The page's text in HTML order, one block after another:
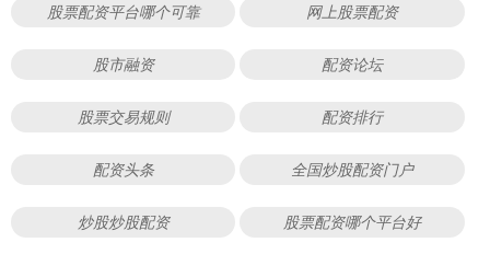
股票配资平台哪个可靠 网上股票配资
股市融资 配资论坛
股票交易规则 配资排行
配资头条 全国炒股配资门户
炒股炒股配资 股票配资哪个平台好